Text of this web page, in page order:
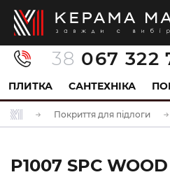
38 067 322
ПЛИТКА САНТЕХНІКА
Покриття для підлоги
P1007 SPC